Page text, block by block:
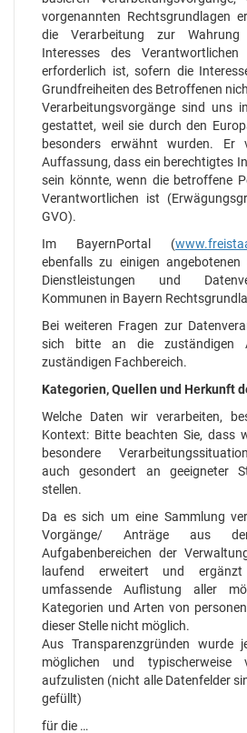
vorgenannten Rechtsgrundlagen
die Verarbeitung zur Wahrung
Interesses des
erforderlich ist, sofern die
Grundfreiheiten des Betroffenen
Verarbeitungsvorgänge sind uns
gestattet, weil sie durch den
besonders erwähnt wurden. Er
Auffassung, dass ein berechtigtes
sein könnte, wenn die betroffene
Verantwortlichen ist
GVO).
Im BayernPortal (
ebenfalls zu einigen angebotenen
Dienstleistungen und
Kommunen in Bayern
Bei weiteren Fragen zur
sich bitte an die zuständigen
zuständigen Fachbereich.
Kategorien, Quellen und Herkunft
Welche Daten wir verarbeiten,
Kontext: Bitte beachten Sie, dass
besondere
auch gesondert an geeigneter
stellen.
Da es sich um eine Sammlung
Vorgänge/ Anträge aus den
Aufgabenbereichen der
laufend erweitert und
umfassende Auflistung aller
Kategorien und Arten von
dieser Stelle nicht möglich.
Aus Transparenzgründen wurde
möglichen und typischerweise
aufzulisten (nicht alle Datenfelder
gefüllt)
für die …